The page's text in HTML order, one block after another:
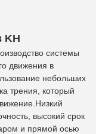
KH
системы
движения в
небольших
трения, который
Низкий
высокий срок
и прямой осью